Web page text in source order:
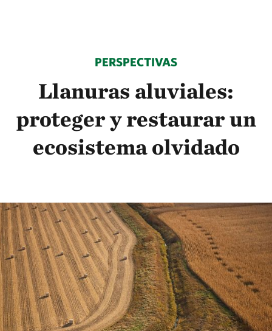
PERSPECTIVAS
Llanuras aluviales:
proteger y restaurar un
ecosistema olvidado